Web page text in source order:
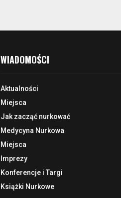
WIADOMOŚCI
Aktualności
Miejsca
Jak zacząć nurkować
Medycyna Nurkowa
Miejsca
Imprezy
Konferencje i Targi
Książki Nurkowe